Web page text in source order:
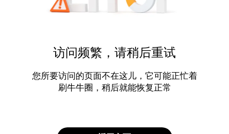
访问频繁，请稍后重试
您所要访问的页面不在这儿，它可能正忙着
刷牛牛圈，稍后就能恢复正常